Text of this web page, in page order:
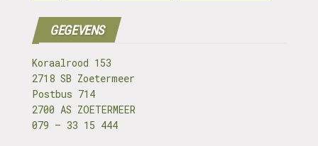
GEGEVENS
Koraalrood 153
2718 SB Zoetermeer
Postbus 714
2700 AS ZOETERMEER
079 – 33 15 444